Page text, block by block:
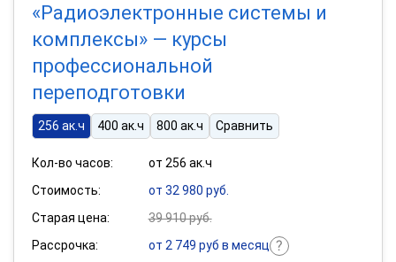
«Радиоэлектронные системы и
комплексы» — курсы
профессиональной
переподготовки
256 ак.ч 400 ак.ч 800 ак.ч Сравнить
Кол-во часов:
от 256 ак.ч
Стоимость:
от 32 980 руб.
Старая цена:
39 910 руб.
Рассрочка:
от 2 749 руб в месяц